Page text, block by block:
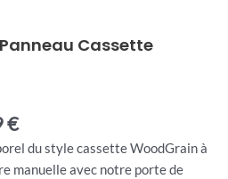
Cassette
€
du style cassette WoodGrain à
manuelle avec notre porte de